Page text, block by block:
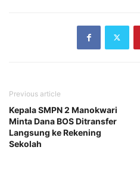
Previous article
Kepala SMPN 2 Manokwari
Minta Dana BOS Ditransfer
Langsung ke Rekening
Sekolah